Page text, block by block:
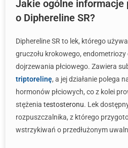
Jakie ogólne informacje
o Diphereline SR?
Diphereline SR to lek, którego
gruczołu krokowego,
dojrzewania płciowego. Zawiera
triptorelinę, a jej działanie polega
hormonów płciowych, co z kolei
stężenia testosteronu. Lek
rozpuszczalnika, z którego
wstrzykiwań o przedłużonym